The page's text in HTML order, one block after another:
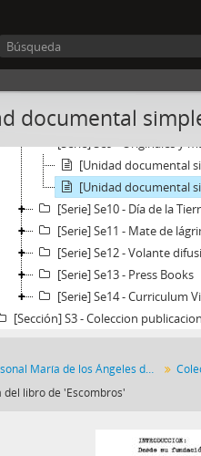
documental
[Serie] Se4 - Diez Años
[Serie] Se5 - El Bosque de
[Serie] Se8 - A través de
[Serie] Se9 - Originales y
[Unidad documental
[Unidad documental
[Serie] Se10 - Día de la
[Serie] Se11 - Mate de
[Serie] Se12 - Volante
[Serie] Se13 - Press Books
[Serie] Se14 - Curriculum
[Sección] S3 - Coleccion
Fondo Personal María de los Ángeles de Rueda
del libro de 'Escombros'